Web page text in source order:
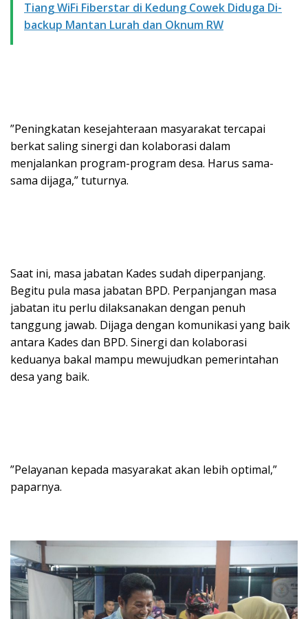
Tiang WiFi Fiberstar di Kedung Cowek Diduga Di-
backup Mantan Lurah dan Oknum RW
”Peningkatan kesejahteraan masyarakat tercapai
berkat saling sinergi dan kolaborasi dalam
menjalankan program-program desa. Harus sama-
sama dijaga,” tuturnya.
Saat ini, masa jabatan Kades sudah diperpanjang.
Begitu pula masa jabatan BPD. Perpanjangan masa
jabatan itu perlu dilaksanakan dengan penuh
tanggung jawab. Dijaga dengan komunikasi yang baik
antara Kades dan BPD. Sinergi dan kolaborasi
keduanya bakal mampu mewujudkan pemerintahan
desa yang baik.
”Pelayanan kepada masyarakat akan lebih optimal,”
paparnya.